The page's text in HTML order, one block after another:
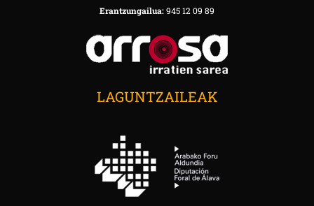
Erantzungailua:945 12 09 89
LAGUNTZAILEAK